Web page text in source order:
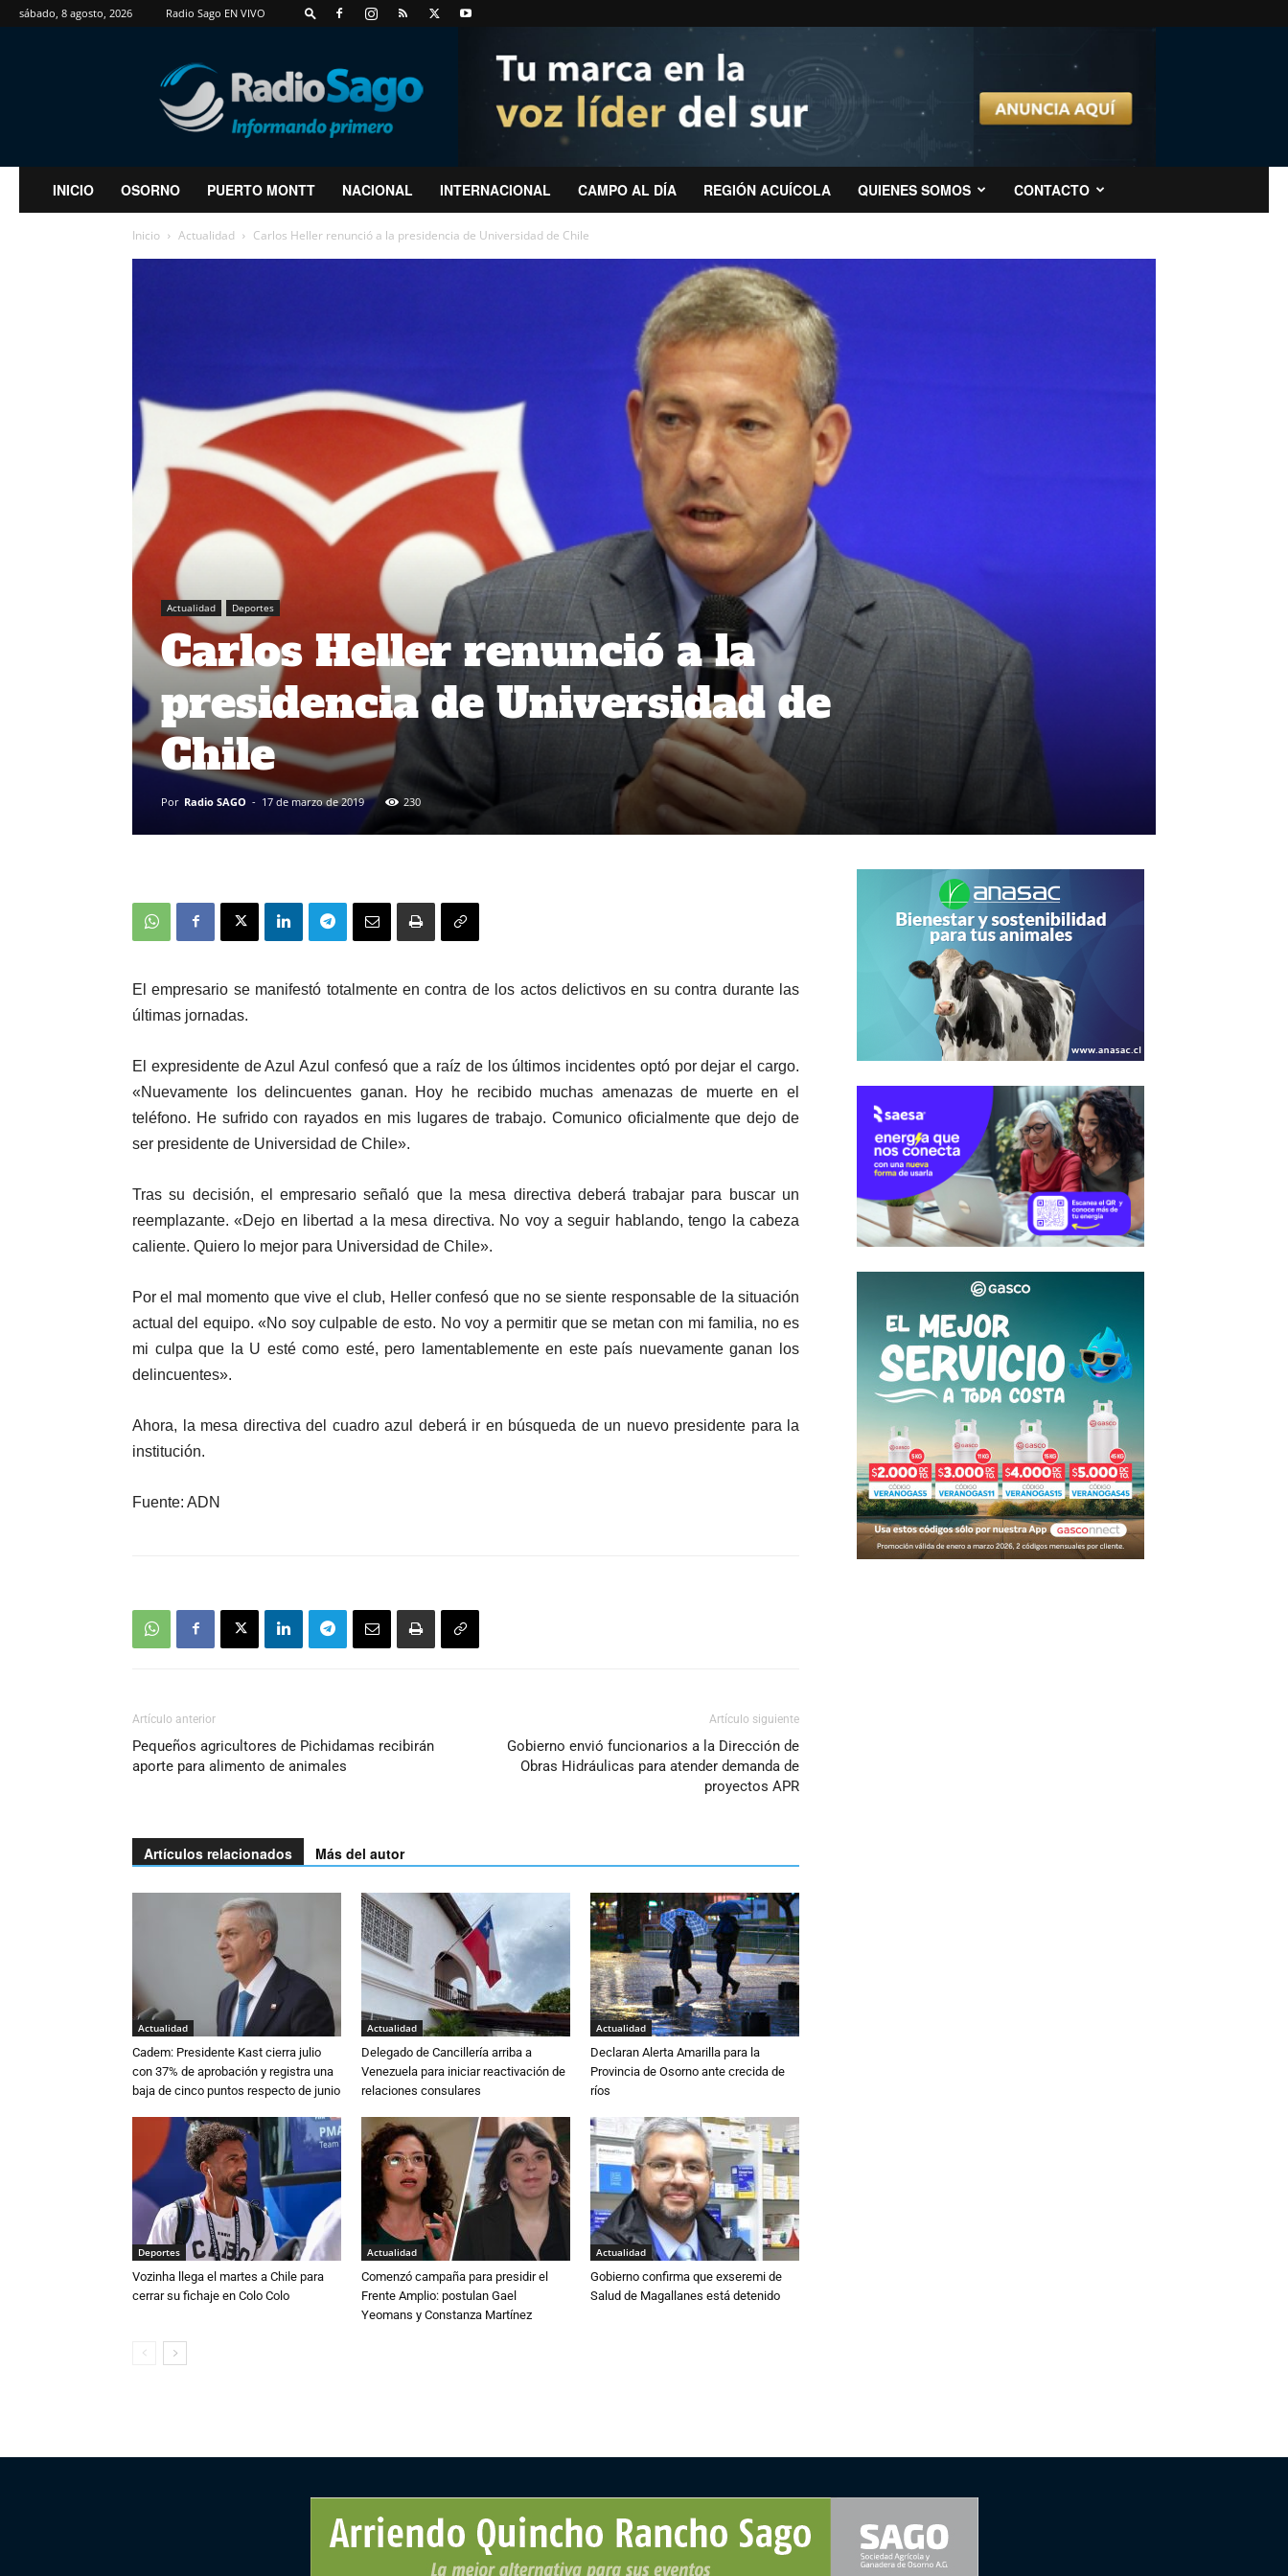
sábado, 8 agosto, 2026 Radio Sago EN VIVO
RadioSago
INICIO OSORNO PUERTO MONTT NACIONAL INTERNACIONAL CAMPO AL DÍA REGIÓN ACUÍCOLA QUIENES SOMOS CONTACTO
Inicio Actualidad Carlos Heller renunció a la presidencia de Universidad de Chile
Actualidad Deportes
Carlos Heller renunció a la
presidencia de Universidad de
Chile
Por Radio SAGO - 17 de marzo de 2019 230
El empresario se manifestó totalmente en contra de los actos delictivos en su contra durante las
últimas jornadas.
El expresidente de Azul Azul confesó que a raíz de los últimos incidentes optó por dejar el cargo.
«Nuevamente los delincuentes ganan. Hoy he recibido muchas amenazas de muerte en el
teléfono. He sufrido con rayados en mis lugares de trabajo. Comunico oficialmente que dejo de
ser presidente de Universidad de Chile».
Tras su decisión, el empresario señaló que la mesa directiva deberá trabajar para buscar un
reemplazante. «Dejo en libertad a la mesa directiva. No voy a seguir hablando, tengo la cabeza
caliente. Quiero lo mejor para Universidad de Chile».
Por el mal momento que vive el club, Heller confesó que no se siente responsable de la situación
actual del equipo. «No soy culpable de esto. No voy a permitir que se metan con mi familia, no es
mi culpa que la U esté como esté, pero lamentablemente en este país nuevamente ganan los
delincuentes».
Ahora, la mesa directiva del cuadro azul deberá ir en búsqueda de un nuevo presidente para la
institución.
Fuente: ADN
Artículo anterior
Pequeños agricultores de Pichidamas recibirán
aporte para alimento de animales
Artículo siguiente
Gobierno envió funcionarios a la Dirección de
Obras Hidráulicas para atender demanda de
proyectos APR
Artículos relacionados Más del autor
Actualidad
Cadem: Presidente Kast cierra julio
con 37% de aprobación y registra una
baja de cinco puntos respecto de junio
Actualidad
Delegado de Cancillería arriba a
Venezuela para iniciar reactivación de
relaciones consulares
Actualidad
Declaran Alerta Amarilla para la
Provincia de Osorno ante crecida de
ríos
Deportes
Vozinha llega el martes a Chile para
cerrar su fichaje en Colo Colo
Actualidad
Comenzó campaña para presidir el
Frente Amplio: postulan Gael
Yeomans y Constanza Martínez
Actualidad
Gobierno confirma que exseremi de
Salud de Magallanes está detenido